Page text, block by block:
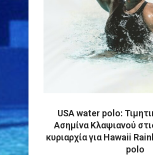
USA water polo:
Ασημίνα Κλαψιανού
κυριαρχία για Hawaii
polo